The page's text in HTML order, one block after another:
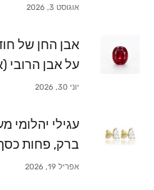
אוגוסט 3, 2026
אבן החן של
על אבן הרובי
יוני 30, 2026
עגילי יהלומי
ברק, פחות
אפריל 19, 2026